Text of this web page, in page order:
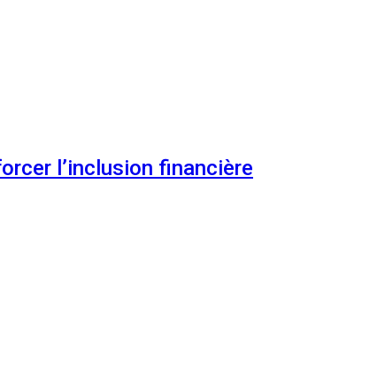
l’inclusion financière